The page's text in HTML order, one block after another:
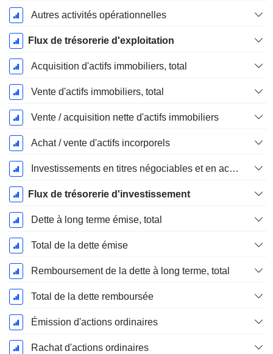
Autres activités opérationnelles
Flux de trésorerie d'exploitation
Acquisition d'actifs immobiliers, total
Vente d'actifs immobiliers, total
Vente / acquisition nette d'actifs immobiliers
Achat / vente d'actifs incorporels
Investissements en titres négociables et en actions, total
Flux de trésorerie d'investissement
Dette à long terme émise, total
Total de la dette émise
Remboursement de la dette à long terme, total
Total de la dette remboursée
Émission d'actions ordinaires
Rachat d'actions ordinaires